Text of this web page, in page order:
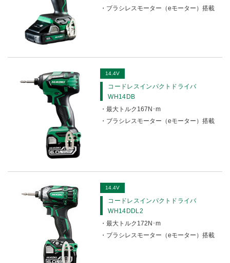
クリーナ
リフォーム用丸のこ
卓上スライド丸のこ
ニブラ・シャー
Cチャンネルカッタ
鉄筋カットベンダ
チップソーカッタ・チップソー切断機
ブラシレスモーター（eモーター）搭載
14.4V
コードレスインパクトドライバ
WH14DB
最大トルク167N･m
ブラシレスモーター（eモーター）搭載
14.4V
コードレスインパクトドライバ
WH14DDL2
最大トルク172N･m
ブラシレスモーター（eモーター）搭載